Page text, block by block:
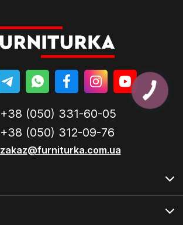
+38 (050) 331-60-05
+38 (050) 312-09-76
zakaz@furniturka.com.ua